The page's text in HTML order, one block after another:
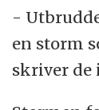
-
en storm
skriver